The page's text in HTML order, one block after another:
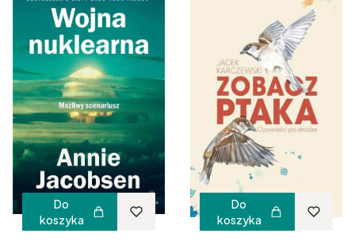
Do
koszyka
Do
koszyka